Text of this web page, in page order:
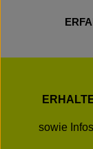
sowie